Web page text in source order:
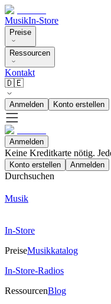
MusikIn-Store
Preise
Ressourcen
Kontakt
🇩🇪
Anmelden Konto erstellen
Anmelden
Keine Kreditkarte nötig.
Konto erstellen Anmelden
Durchsuchen
Musik
In-Store
PreiseMusikkatalog
In-Store-Radios
RessourcenBlog